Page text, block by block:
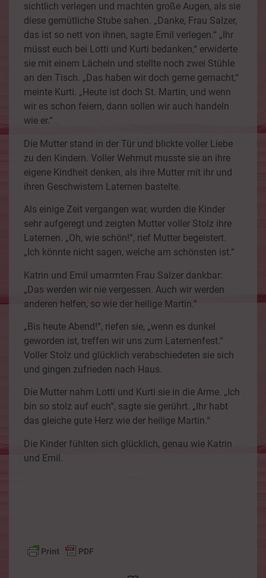
sichtlich verlegen und machten große Augen, als sie
diese gemütliche Stube sahen. „Danke, Frau Salzer,
das ist so nett von ihnen, sagte Emil verlegen.“ „Ihr
müsst euch bei Lotti und Kurti bedanken,“ erwiderte
sie mit einem Lächeln und stellte noch zwei Stühle
an den Tisch. „Das haben wir doch gerne gemacht,“
meinte Kurti. „Heute ist doch St. Martin, und wenn
wir es schon feiern, dann sollen wir auch handeln
wie er.“
Die Mutter stand in der Tür und blickte voller Liebe
zu den Kindern. Voller Wehmut musste sie an ihre
eigene Kindheit denken, als ihre Mutter mit ihr und
ihren Geschwistern Laternen bastelte.
Als einige Zeit vergangen war, wurden die Kinder
sehr aufgeregt und zeigten Mutter voller Stolz ihre
Laternen. „Oh, wie schön!“, rief Mutter begeistert.
„Ich könnte nicht sagen, welche am schönsten ist.“
Katrin und Emil umarmten Frau Salzer dankbar:
„Das werden wir nie vergessen. Auch wir werden
anderen helfen, so wie der heilige Martin.“
„Bis heute Abend!“, riefen sie, „wenn es dunkel
geworden ist, treffen wir uns zum Laternenfest.“
Voller Stolz und glücklich verabschiedeten sie sich
und gingen zufrieden nach Haus.
Die Mutter nahm Lotti und Kurti sie in die Arme. „Ich
bin so stolz auf euch“, sagte sie gerührt. „Ihr habt
das gleiche gute Herz wie der heilige Martin.“
Die Kinder fühlten sich glücklich, genau wie Katrin
und Emil.